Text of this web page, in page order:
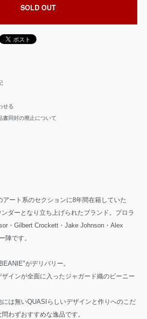
SOLD OUT
せる
書同封の廃止について
ート系のセクションに8年間在籍していた
ダーとなり立ち上げられたブランド。プロラ
・Gilbert Crockett・Jake Johnson・Alex
陣です。
がデリバリー。
インが全面に入ったジャガード織のビーニー
は無いQUASIらしいデザインと作りへのこだ
わずおすすめな逸品です。